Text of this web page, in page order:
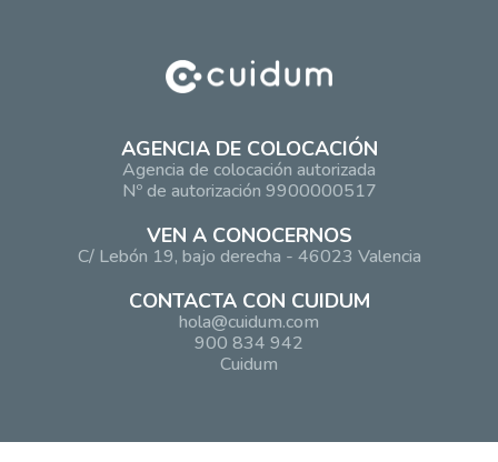
AGENCIA DE COLOCACIÓN
Agencia de colocación autorizada
Nº de autorización 9900000517
VEN A CONOCERNOS
C/ Lebón 19, bajo derecha - 46023 Valencia
CONTACTA CON CUIDUM
hola@cuidum.com
900 834 942
Cuidum